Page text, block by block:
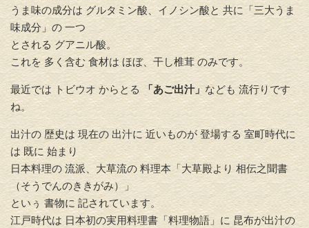
うま味の成分は グルタミン酸、イノシン酸と 共に「三大うま
味成分」の 一つ
とされる グアニル酸。
これを 多く含む 食材は ほぼ、干し椎茸 のみです。
最近では トビウオ からとる 「あご出汁」 なども 流行りです
ね。
出汁の 歴史は 現在の 出汁に 近いものが 登場する 室町時代に
は 既に 始まり
日本料理の 流派、大草流の 料理本「大草殿より 相伝之聞書
（そうでんのききがみ）」
といぅ 書物に 記されています。
江戸時代は 日本初の実用料理書「料理物語」に 昆布が出汁の